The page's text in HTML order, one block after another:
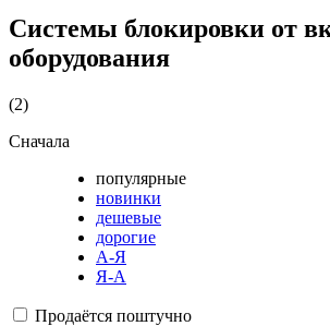
Системы блокировки от
оборудования
(2)
Сначала
популярные
новинки
дешевые
дорогие
А-Я
Я-А
Продаётся поштучно